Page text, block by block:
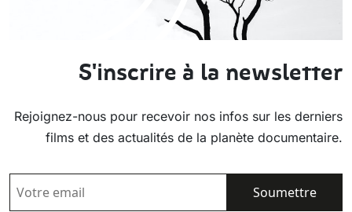
S'inscrire à la newsletter
Rejoignez-nous pour recevoir nos infos sur les derniers
films et des actualités de la planète documentaire.
EMAIL